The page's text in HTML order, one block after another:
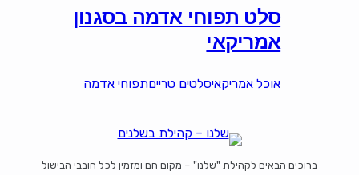
סלט תפוחי אדמה בסגנון
אמריקאי
אוכל אמריקאיסלטים טרייםתפוחי אדמה
ברוכים הבאים לקהילת "שלנו" – מקום חם ומזמין לכל חובבי הבישול